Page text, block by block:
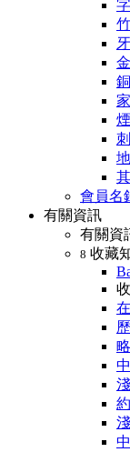
會員名
有關資訊
有關資
8 收藏